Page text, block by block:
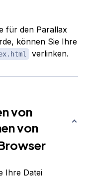
für den Parallax
können Sie Ihre
verlinken.
von
von
Ihre Datei